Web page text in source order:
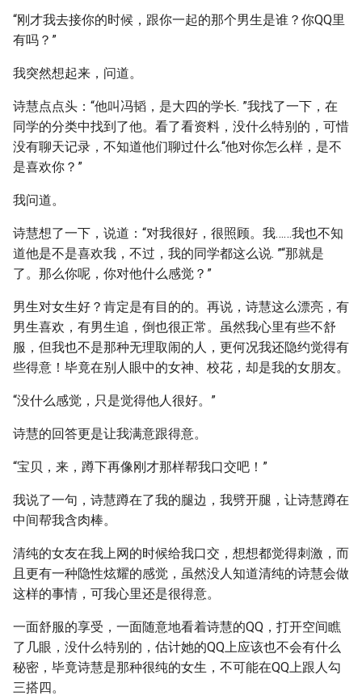
“刚才我去接你的时候，跟你一起的那个男生是谁？你QQ里
有吗？”
我突然想起来，问道。
诗慧点点头：“他叫冯韬，是大四的学长. ”我找了一下，在
同学的分类中找到了他。看了看资料，没什么特别的，可惜
没有聊天记录，不知道他们聊过什么.“他对你怎么样，是不
是喜欢你？”
我问道。
诗慧想了一下，说道：“对我很好，很照顾。我……我也不知
道他是不是喜欢我，不过，我的同学都这么说. ”“那就是
了。那么你呢，你对他什么感觉？”
男生对女生好？肯定是有目的的。再说，诗慧这么漂亮，有
男生喜欢，有男生追，倒也很正常。虽然我心里有些不舒
服，但我也不是那种无理取闹的人，更何况我还隐约觉得有
些得意！毕竟在别人眼中的女神、校花，却是我的女朋友。
“没什么感觉，只是觉得他人很好。”
诗慧的回答更是让我满意跟得意。
“宝贝，来，蹲下再像刚才那样帮我口交吧！”
我说了一句，诗慧蹲在了我的腿边，我劈开腿，让诗慧蹲在
中间帮我含肉棒。
清纯的女友在我上网的时候给我口交，想想都觉得刺激，而
且更有一种隐性炫耀的感觉，虽然没人知道清纯的诗慧会做
这样的事情，可我心里还是很得意。
一面舒服的享受，一面随意地看着诗慧的QQ，打开空间瞧
了几眼，没什么特别的，估计她的QQ上应该也不会有什么
秘密，毕竟诗慧是那种很纯的女生，不可能在QQ上跟人勾
三搭四。